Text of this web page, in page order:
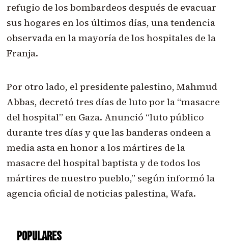
refugio de los bombardeos después de evacuar
sus hogares en los últimos días, una tendencia
observada en la mayoría de los hospitales de la
Franja.
Por otro lado, el presidente palestino, Mahmud
Abbas, decretó tres días de luto por la “masacre
del hospital” en Gaza. Anunció “luto público
durante tres días y que las banderas ondeen a
media asta en honor a los mártires de la
masacre del hospital baptista y de todos los
mártires de nuestro pueblo,” según informó la
agencia oficial de noticias palestina, Wafa.
POPULARES